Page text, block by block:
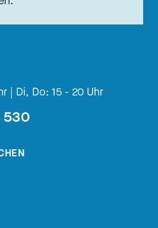
- Oliver Berthold
nicht
wirklich alle,
welche
und wie ich
| Di, Do: 15 - 20 Uhr
530